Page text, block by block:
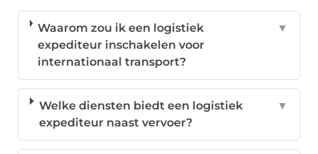
Waarom zou ik een logistiek
expediteur inschakelen voor
internationaal transport?
▼
Welke diensten biedt een logistiek
expediteur naast vervoer?
▼